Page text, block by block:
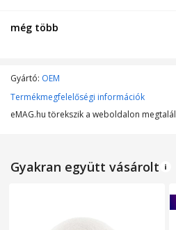
Szín
MŰSZAKI JELLEMZŐK
Lefedett felület
Tápfeszültség
még több
Gyártó: OEM
Termékmegfelelőségi információk
eMAG.hu törekszik a weboldalon
Gyakran együtt vásárolt